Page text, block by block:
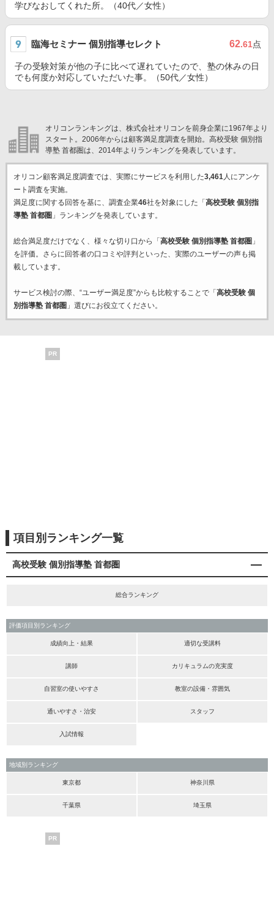
学びなおしてくれた所。（40代／女性）
臨海セミナー 個別指導セレクト 62.61点
子の受験対策が他の子に比べて遅れていたので、塾の休みの日
でも何度か対応していただいた事。（50代／女性）
オリコンランキングは、株式会社オリコンを前身企業に1967年より
スタート。2006年からは顧客満足度調査を開始。高校受験 個別指
導塾 首都圏は、2014年よりランキングを発表しています。
オリコン顧客満足度調査では、実際にサービスを利用した3,461人にアンケ
ート調査を実施。
満足度に関する回答を基に、調査企業46社を対象にした「 高校受験 個別指
導塾 首都圏 」ランキングを発表しています。
総合満足度だけでなく、様々な切り口から「 高校受験 個別指導塾 首都圏 」
を評価。さらに回答者の口コミや評判といった、実際のユーザーの声も掲
載しています。
サービス検討の際、“ユーザー満足度”からも比較することで「 高校受験 個
別指導塾 首都圏 」選びにお役立てください。
PR
項目別ランキング一覧
高校受験 個別指導塾 首都圏
総合ランキング
評価項目別ランキング
成績向上・結果 適切な受講料
講師 カリキュラムの充実度
自習室の使いやすさ 教室の設備・雰囲気
通いやすさ・治安 スタッフ
入試情報
地域別ランキング
東京都 神奈川県
千葉県 埼玉県
PR